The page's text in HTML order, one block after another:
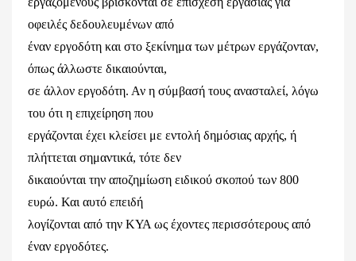
οφειλές δεδουλευμένων από
έναν εργοδότη και στο ξεκίνημα των μέτρων εργάζονταν,
όπως άλλωστε δικαιούνται,
σε άλλον εργοδότη. Αν η σύμβασή τους ανασταλεί, λόγω
του ότι η επιχείρηση που
εργάζονται έχει κλείσει με εντολή δημόσιας αρχής, ή
πλήττεται σημαντικά, τότε δεν
δικαιούνται την αποζημίωση ειδικού σκοπού των 800
ευρώ. Και αυτό επειδή
λογίζονται από την ΚΥΑ ως έχοντες περισσότερους από
έναν εργοδότες.